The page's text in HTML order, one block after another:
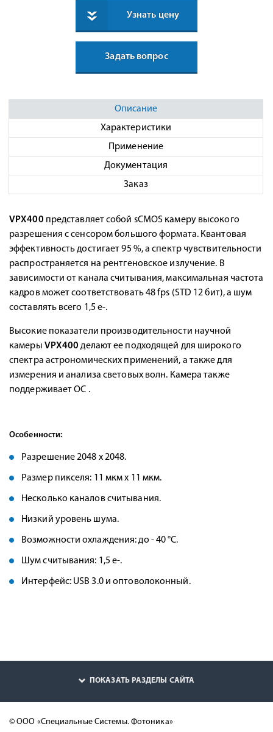
Узнать цену
Задать вопрос
Описание
Характеристики
Применение
Документация
Заказ
VPX400 представляет собой sCMOS камеру высокого
разрешения с сенсором большого формата. Квантовая
эффективность достигает 95 %, а спектр чувствительности
распространяется на рентгеновское излучение. В
зависимости от канала считывания, максимальная частота
кадров может соответствовать 48 fps (STD 12 бит), а шум
составлять всего 1,5 e-.
Высокие показатели производительности научной
камеры V PX400 делают ее подходящей для широкого
спектра астрономических применений, а также для
измерения и анализа световых волн. Камера также
поддерживает ОС .
Особенности:
Разрешение 2048 x 2048.
Размер пикселя: 11 мкм x 11 мкм.
Несколько каналов считывания.
Низкий уровень шума.
Возможности охлаждения: до - 40 °C.
Шум считывания: 1,5 e-.
Интерфейс: USB 3.0 и оптоволоконный.
ПОКАЗАТЬ РАЗДЕЛЫ САЙТА
© ООО «Специальные Системы. Фотоника»